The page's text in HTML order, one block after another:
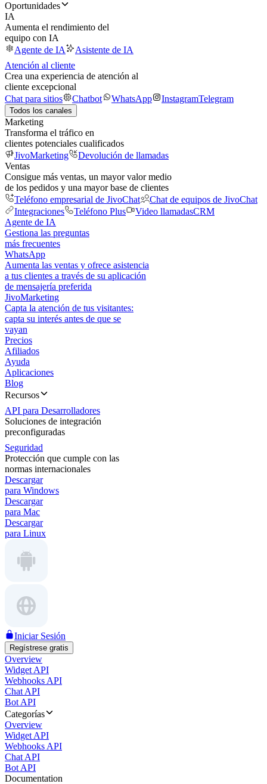
Oportunidades
IA
Aumenta el rendimiento del
equipo con IA
Agente de IA
Asistente de IA
Atención al cliente
Crea una experiencia de atención al
cliente excepcional
Chat para sitios
Chatbot WhatsApp InstagramTelegram
Todos los canales
Marketing
Transforma el tráfico en
clientes potenciales cualificados
JivoMarketing
Devolución de llamadas
Ventas
Consigue más ventas, un mayor valor medio
de los pedidos y una mayor base de clientes
Teléfono empresarial de JivoChat
Chat de equipos de JivoChat
Integraciones
Teléfono Plus Video llamadasCRM
Agente de IA
Gestiona las preguntas
más frecuentes
WhatsApp
Aumenta las ventas y ofrece asistencia
a tus clientes a través de su aplicación
de mensajería preferida
JivoMarketing
Capta la atención de tus visitantes:
capta su interés antes de que se
vayan
Precios
Afiliados
Ayuda
Aplicaciones
Blog
Recursos
API para Desarrolladores
Soluciones de integración
preconfiguradas
Seguridad
Protección que cumple con las
normas internacionales
Descargar
para Windows
Descargar
para Mac
Descargar
para Linux
Iniciar Sesión
Regístrese gratis
Overview
Widget API
Webhooks API
Chat API
Bot API
Categorías
Overview
Widget API
Webhooks API
Chat API
Bot API
Documentation